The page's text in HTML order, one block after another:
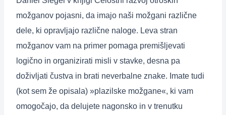
možganov pojasni, da imajo naši možgani različne
dele, ki opravljajo različne naloge. Leva stran
možganov vam na primer pomaga premišljevati
logično in organizirati misli v stavke, desna pa
doživljati čustva in brati neverbalne znake. Imate tudi
(kot sem že opisala) »plazilske možgane«, ki vam
omogočajo, da delujete nagonsko in v trenutku